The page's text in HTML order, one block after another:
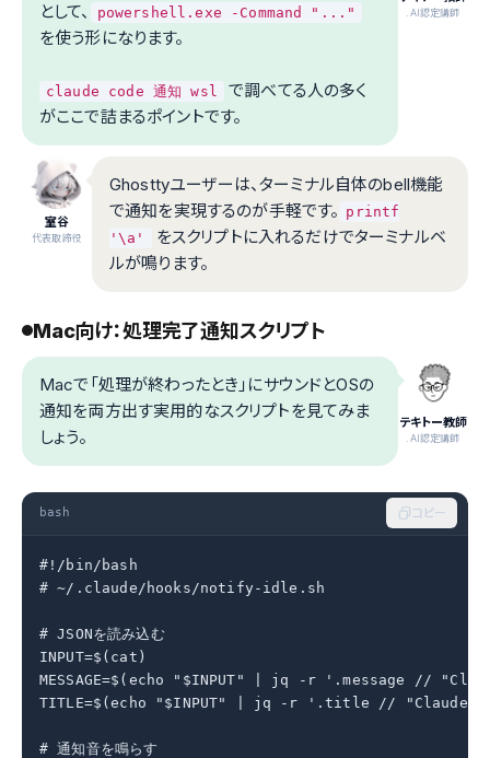
.AI認定講師
として、 powershell.exe -Command "..."
を使う形になります。
claude code 通知 wsl
で調べてる人の多く
がここで詰まるポイントです。
室谷
代表取締役
Ghosttyユーザーは、ターミナル自体のbell機能
で通知を実現するのが手軽です。 printf
'\a'
をスクリプトに入れるだけでターミナルベ
ルが鳴ります。
Mac向け：処理完了通知スクリプト
テキトー教師
.AI認定講師
Macで「処理が終わったとき」にサウンドとOSの
通知を両方出す実用的なスクリプトを見てみま
しょう。
bash コピー
#!/bin/bash
# ~/.claude/hooks/notify-idle.sh
# JSONを読み込む
INPUT=$(cat)
MESSAGE=$(echo "$INPUT" | jq -r '.message // "Claude
TITLE=$(echo "$INPUT" | jq -r '.title // "Claude
# 通知音を鳴らす